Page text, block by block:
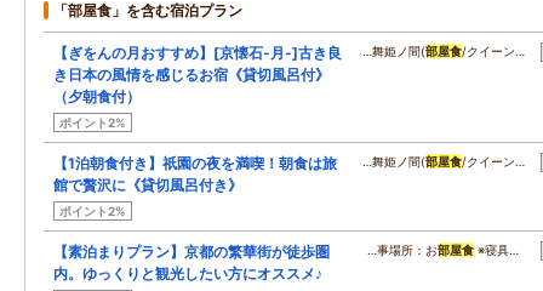
「部屋食」を含む宿泊プラン
【ぎをんの月おすすめ】[京懐石-月-]古き良
き日本の風情を感じるお宿《貸切風呂付》
（夕朝食付）
ポイント2%
…舞姫ノ間(部屋食/クイーン…
【1泊朝食付き】祇園の夜を満喫！朝食は旅
館で贅沢に《貸切風呂付き》
ポイント2%
…舞姫ノ間(部屋食/クイーン…
【素泊まりプラン】京都の繁華街が徒歩圏
内。ゆっくりと観光したい方にオススメ♪
…事場所：お部屋食 ※寝具…